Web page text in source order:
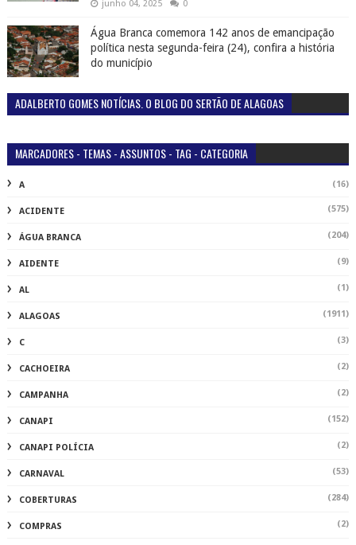
junho 04, 2025 0
Água Branca comemora 142 anos de emancipação
política nesta segunda-feira (24), confira a história
do município
ADALBERTO GOMES NOTÍCIAS. O BLOG DO SERTÃO DE ALAGOAS
MARCADORES - TEMAS - ASSUNTOS - TAG - CATEGORIA
A (16)
ACIDENTE (575)
ÁGUA BRANCA (204)
AIDENTE (9)
AL (1)
ALAGOAS (1911)
C (3)
CACHOEIRA (2)
CAMPANHA (2)
CANAPI (152)
CANAPI POLÍCIA (2)
CARNAVAL (53)
COBERTURAS (284)
COMPRAS (2)